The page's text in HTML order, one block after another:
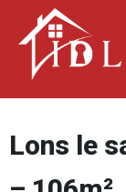
Lons le